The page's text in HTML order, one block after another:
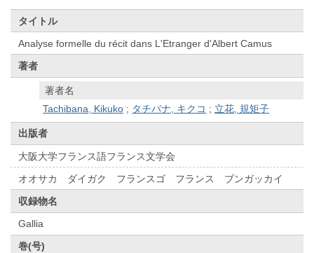
タイトル
Analyse formelle du récit dans L'Etranger d'Albert Camus
著者
著者名
Tachibana, Kikuko ; タチバナ, キクコ ; 立花, 規矩子
出版者
大阪大学フランス語フランス文学会
オオサカ ダイガク フランスゴ フランス ブンガッカイ
収録物名
Gallia
巻(号)